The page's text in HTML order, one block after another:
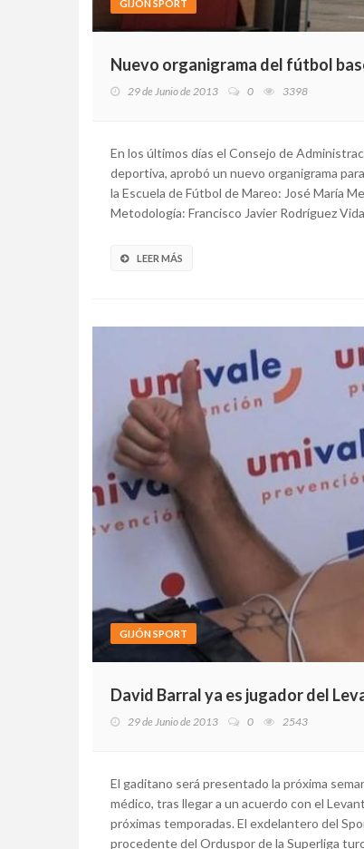
GIJÓN SPORT
Nuevo organigrama del fútbol
29 de Junio de 2013 0 3398
En los últimos días el Consejo de
deportiva, aprobó un nuevo organigrama
la Escuela de Fútbol de Mareo: José María
Metodología: Francisco Javier Rodríguez
LEER MÁS
GIJÓN SPORT
David Barral ya es jugador del
29 de Junio de 2013 0 2543
El gaditano será presentado la próxima
médico, tras llegar a un acuerdo con el
próximas temporadas. El exdelantero del
procedente del Orduspor de la Superliga